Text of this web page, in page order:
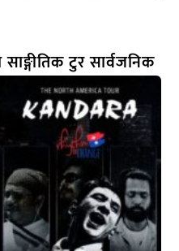
साङ्गीतिक टुर सार्वजनिक